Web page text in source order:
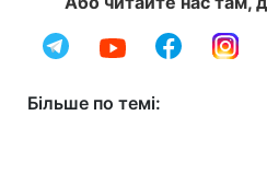
Більше по темі: